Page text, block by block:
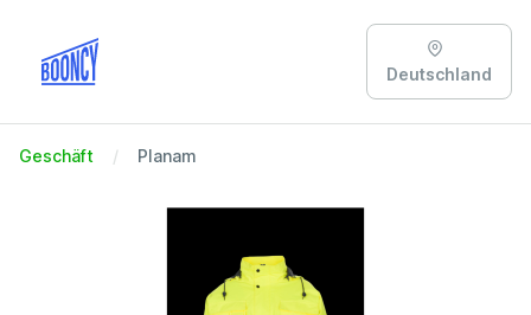
Deutschland
Geschäft Planam